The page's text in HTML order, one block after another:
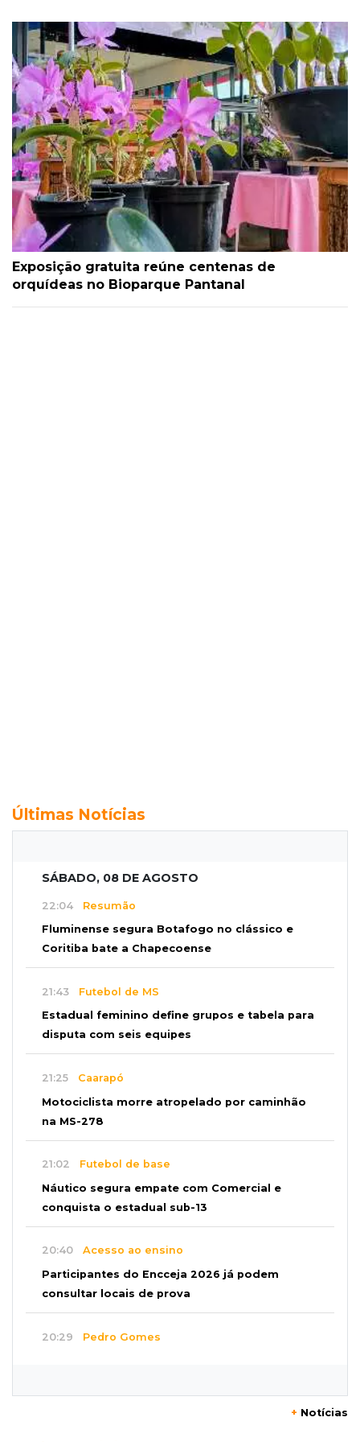
Exposição gratuita reúne centenas de
orquídeas no Bioparque Pantanal
Últimas Notícias
SÁBADO, 08 DE AGOSTO
22:04 Resumão
Fluminense segura Botafogo no clássico e
Coritiba bate a Chapecoense
21:43 Futebol de MS
Estadual feminino define grupos e tabela para
disputa com seis equipes
21:25 Caarapó
Motociclista morre atropelado por caminhão
na MS-278
21:02 Futebol de base
Náutico segura empate com Comercial e
conquista o estadual sub-13
20:40 Acesso ao ensino
Participantes do Encceja 2026 já podem
consultar locais de prova
20:29 Pedro Gomes
+ Notícias